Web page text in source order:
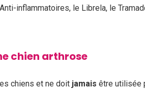
inflammatoires, le Librela, le
chien arthrose
chiens et ne doit jamais être utilisée